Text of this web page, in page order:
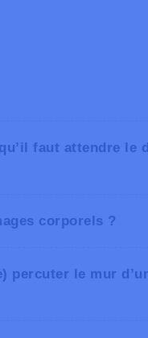
faut attendre le
corporels ?
le mur